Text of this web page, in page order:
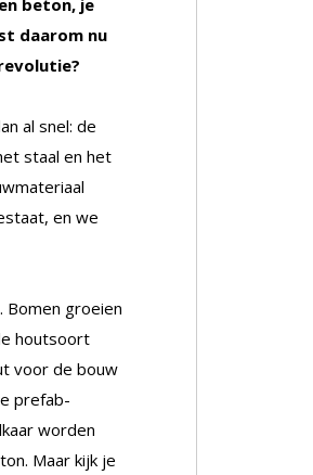
beton, je
daarom nu
al snel: de
staal en het
en we
Bomen groeien
houtsoort
voor de bouw
prefab-
worden
Maar kijk je